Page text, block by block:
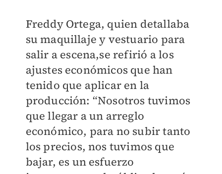
Freddy Ortega, quien detallaba
su maquillaje y vestuario para
salir a escena,se refirió a los
ajustes económicos que han
tenido que aplicar en la
producción: “Nosotros tuvimos
que llegar a un arreglo
económico, para no subir tanto
los precios, nos tuvimos que
bajar, es un esfuerzo